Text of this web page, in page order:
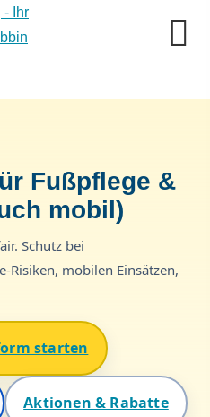
Fußpflege &
mobil)
Schutz bei
Risiken, mobilen Einsätzen,
starten
Aktionen & Rabatte